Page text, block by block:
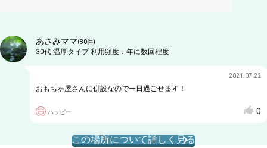
あさみママ(80件)
30代 温厚タイプ利用頻度： 年に数回程度
2021.07.22
おもちゃ屋さんに併設なので一日過ごせます！
ハッピー 0
この場所について詳しく見る